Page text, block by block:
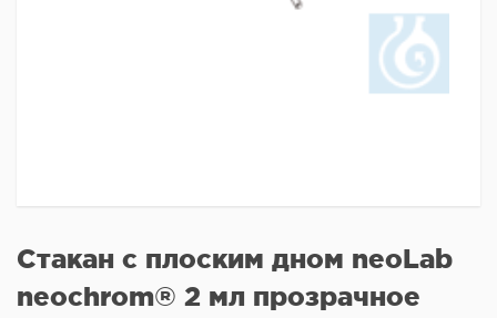
Стакан с плоским дном neoLab
neochrom® 2 мл прозрачное